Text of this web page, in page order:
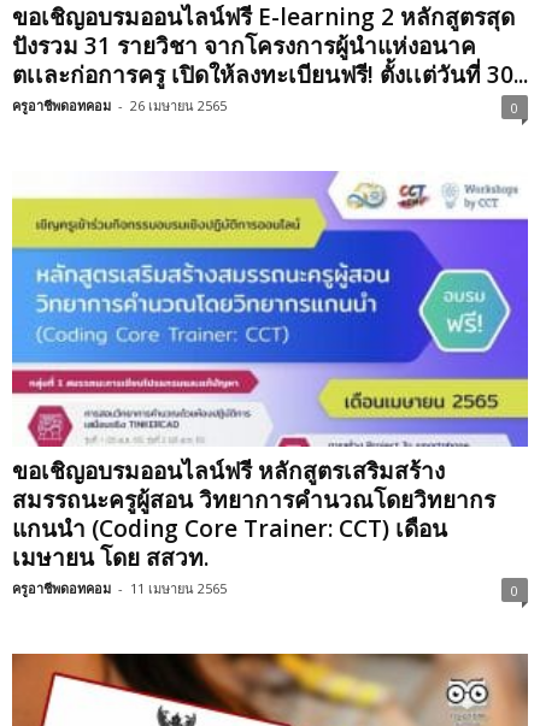
ขอเชิญอบรมออนไลน์ฟรี E-learning 2 หลักสูตรสุด
ปังรวม 31 รายวิชา จากโครงการผู้นำแห่งอนาค
ตเเละก่อการครู เปิดให้ลงทะเบียนฟรี! ตั้งเเต่วันที่ 30...
ครูอาชีพดอทคอม - 26 เมษายน 2565 0
ขอเชิญอบรมออนไลน์ฟรี หลักสูตรเสริมสร้าง
สมรรถนะครูผู้สอน วิทยาการคำนวณโดยวิทยากร
แกนนำ (Coding Core Trainer: CCT) เดือน
เมษายน โดย สสวท.
ครูอาชีพดอทคอม - 11 เมษายน 2565 0